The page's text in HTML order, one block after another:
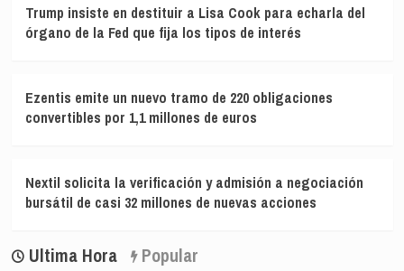
Trump insiste en destituir a Lisa Cook para echarla del
órgano de la Fed que fija los tipos de interés
Ezentis emite un nuevo tramo de 220 obligaciones
convertibles por 1,1 millones de euros
Nextil solicita la verificación y admisión a negociación
bursátil de casi 32 millones de nuevas acciones
Ultima Hora Popular